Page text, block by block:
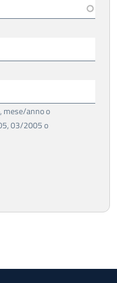
mese/anno o
03/2005 o